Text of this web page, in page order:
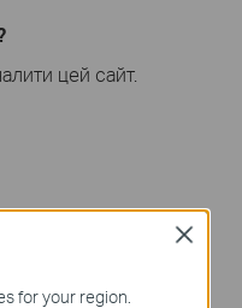
цей сайт.
for your region.
Close